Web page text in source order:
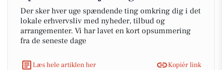
Der sker hver uge spændende ting omkring dig i det
lokale erhvervsliv med nyheder, tilbud og
arrangementer. Vi har lavet en kort opsummering
fra de seneste dage
Læs hele artiklen her Kopiér link